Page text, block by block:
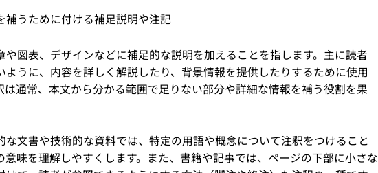
補うために付ける補足説明や注記
や図表、デザインなどに補足的な説明を加えることを指します。主に読者
ように、内容を詳しく解説したり、背景情報を提供したりするために使用
は通常、本文から分かる範囲で足りない部分や詳細な情報を補う役割を果
な文書や技術的な資料では、特定の用語や概念について注釈をつけること
意味を理解しやすくします。また、書籍や記事では、ページの下部に小さな